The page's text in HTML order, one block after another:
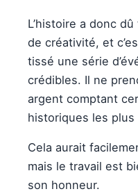
L’histoire a donc
de créativité, et
tissé une série
crédibles. Il ne
argent comptant
historiques les
Cela aurait
mais le travail est
son honneur.